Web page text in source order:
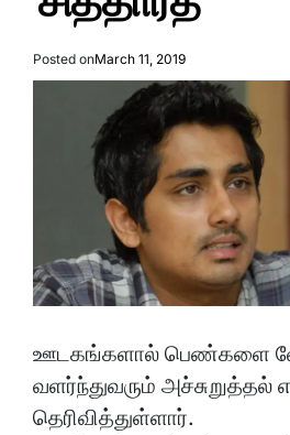
Posted onMarch 11, 2019
ஊடகங்களால் பெண்களை
வளர்ந்துவரும் அச்சுறுத்தல்
தெரிவித்துள்ளார்.